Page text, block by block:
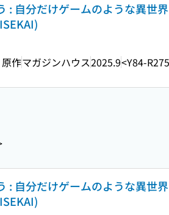
: 自分だけゲームのような異世
作マガジンハウス2025.9<Y84-
: 自分だけゲームのような異世